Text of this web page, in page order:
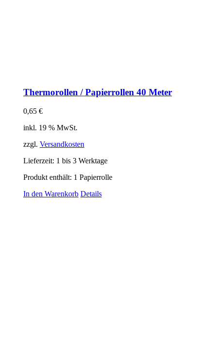
Thermorollen / Papierrollen 40 Meter
0,65 €
inkl. 19 % MwSt.
zzgl. Versandkosten
Lieferzeit: 1 bis 3 Werktage
Produkt enthält: 1 Papierrolle
In den Warenkorb Details